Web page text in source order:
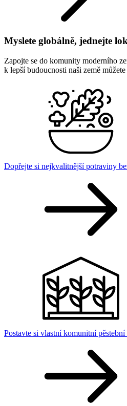
Myslete globálně, jednejte
Zapojte se do komunity moderního
k lepší budoucnosti naši země
Dopřejte si nejkvalitnější potraviny
Postavte si vlastní komunitní pěstební